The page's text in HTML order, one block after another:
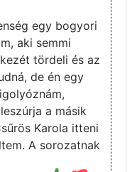
egy bogyori
aki semmi
tördeli és az
de én egy
a másik
Karola itteni
A sorozatnak